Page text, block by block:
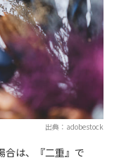
出典：adobestock
合は、『二重』で